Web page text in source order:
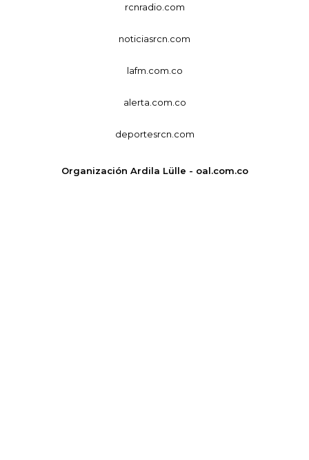
rcnradio.com
noticiasrcn.com
lafm.com.co
alerta.com.co
deportesrcn.com
Organización Ardila Lülle - oal.com.co